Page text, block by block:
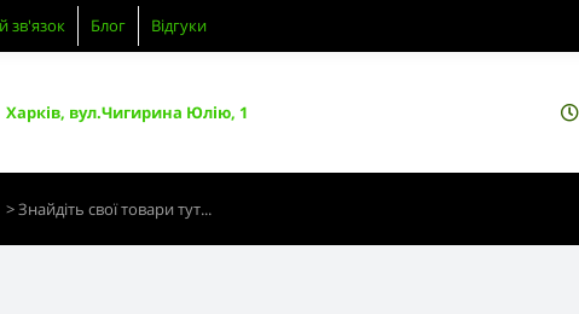
зв'язок Блог Відгуки
Харків, вул.Чигирина Юлію, 1